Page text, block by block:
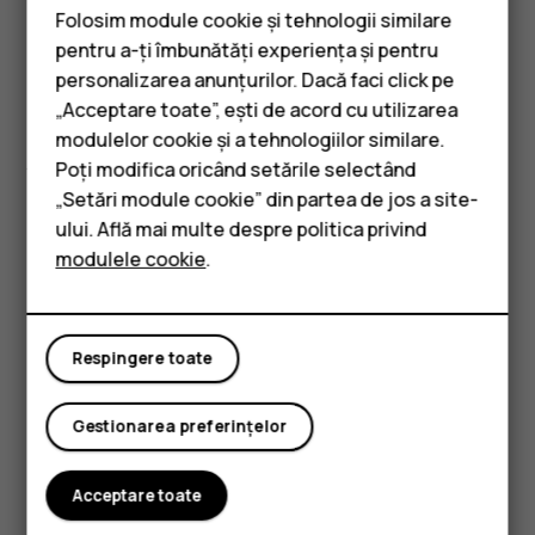
Smartphone-uri
Telefoane clasice
Accesorii
Tablete
Dacă doriți să partajați fotografii sau alt conținut cu un
prieten, trimiteți aceste elemente către telefonul
prietenului dvs. prin Bluetooth.
Puteți utiliza mai multe conexiuni Bluetooth odată. De
exemplu, puteți trimite elemente către alt telefon chiar și
în timpul utilizării unor căști cu microfon Bluetooth.
Atingeți
Dispozitive conectate
conexiune>Bluetooth.
ambele telefoane și că telefoane sunt vizibile unul
pentru celălalt.
Accesați conținutul pe care doriți să îl trimiteți și
atingeți
>Bluetooth.
În lista de dispozitive Bluetooth descoperite,
atingeți telefonul prietenului dvs.
Dacă pentru celălalt telefon este nevoie de o parolă,
Folosim module cookie și tehnologii similare
pentru a-ți îmbunătăți experiența și pentru
personalizarea anunțurilor. Dacă faci click pe
„Acceptare toate”, ești de acord cu utilizarea
modulelor cookie și a tehnologiilor similare.
Poți modifica oricând setările selectând
„Setări module cookie” din partea de jos a site-
ului. Află mai multe despre politica privind
modulele cookie.
Respingere toate
Gestionarea preferințelor
Acceptare toate